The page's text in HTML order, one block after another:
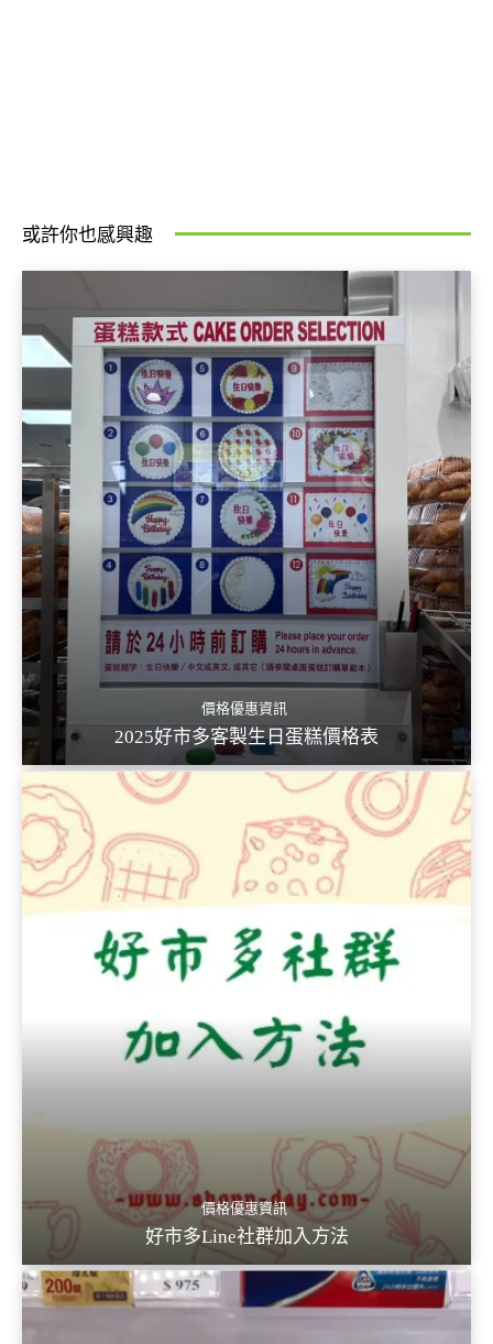
或許你也感興趣
價格優惠資訊
2025好市多客製生日蛋糕價格表
價格優惠資訊
好市多Line社群加入方法